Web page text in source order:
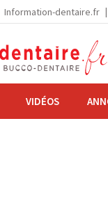
Information-dentaire.fr
VIDÉOS